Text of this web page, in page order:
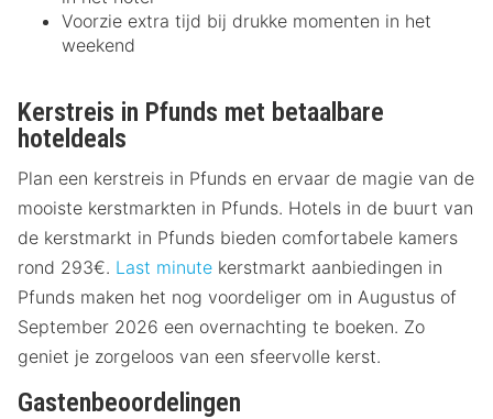
Voorzie extra tijd bij drukke momenten in het
weekend
Kerstreis in Pfunds met betaalbare
hoteldeals
Plan een kerstreis in Pfunds en ervaar de magie van de
mooiste kerstmarkten in Pfunds. Hotels in de buurt van
de kerstmarkt in Pfunds bieden comfortabele kamers
rond 293€. Last minute kerstmarkt aanbiedingen in
Pfunds maken het nog voordeliger om in Augustus of
September 2026 een overnachting te boeken. Zo
geniet je zorgeloos van een sfeervolle kerst.
Gastenbeoordelingen